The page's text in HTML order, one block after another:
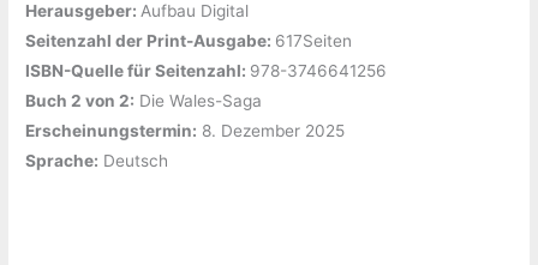
Herausgeber: ‎Aufbau Digital
Seitenzahl der Print-Ausgabe: ‎ 617Seiten
ISBN-Quelle für Seitenzahl: ‎ 978-3746641256
Buch 2 von 2: ‎Die Wales-Saga
Erscheinungstermin: ‎8. Dezember 2025
Sprache: ‎Deutsch